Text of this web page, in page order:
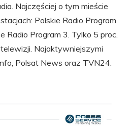
Najczęściej o tym mieście
Polskie Radio Program
Radio Program 3. Tylko 5 proc.
Najaktywniejszymi
Polsat News oraz TVN24.